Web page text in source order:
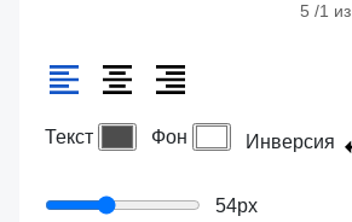
5 /1 из
Текст Фон Инверсия
54px